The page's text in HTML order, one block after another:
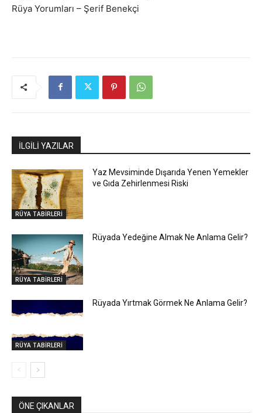
Rüya Yorumları – Şerif Benekçi
İLGİLİ YAZILAR
RÜYA TABİRLERİ
Yaz Mevsiminde Dışarıda Yenen Yemekler
ve Gıda Zehirlenmesi Riski
RÜYA TABİRLERİ
Rüyada Yedeğine Almak Ne Anlama Gelir?
RÜYA TABİRLERİ
Rüyada Yırtmak Görmek Ne Anlama Gelir?
ÖNE ÇIKANLAR